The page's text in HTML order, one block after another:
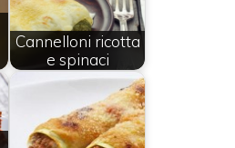
Cannelloni ricotta
e spinaci